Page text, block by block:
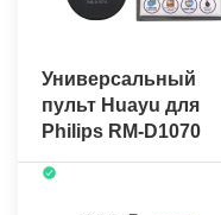
Универсальный
пульт Huayu для
Philips RM-D1070